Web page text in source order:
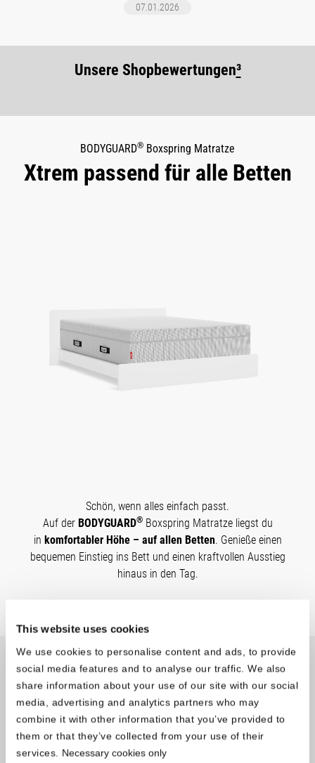
This website uses cookies
We use cookies to personalise content and ads, to provide
social media features and to analyse our traffic. We also
share information about your use of our site with our social
media, advertising and analytics partners who may
combine it with other information that you’ve provided to
them or that they’ve collected from your use of their
services. Necessary cookies only
07.01.2026
Unsere Shopbewertungen³
BODYGUARD® Boxspring Matratze
Xtrem passend für alle Betten
Schön, wenn alles einfach passt.
Auf der BODYGUARD® Boxspring Matratze liegst du
in komfortabler Höhe – auf allen Betten. Genieße einen
bequemen Einstieg ins Bett und einen kraftvollen Ausstieg
hinaus in den Tag.
BODYGUARD Boxspring Matratze
Hergestellt in Deutschland